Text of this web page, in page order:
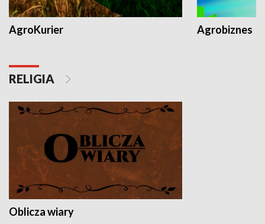
AgroKurier Agrobiznes
RELIGIA
Oblicza wiary